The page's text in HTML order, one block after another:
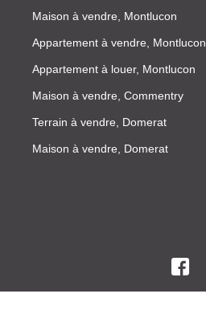
Maison à vendre, Montlucon
Appartement à vendre, Montlucon
Appartement à louer, Montlucon
Maison à vendre, Commentry
Terrain à vendre, Domerat
Maison à vendre, Domerat